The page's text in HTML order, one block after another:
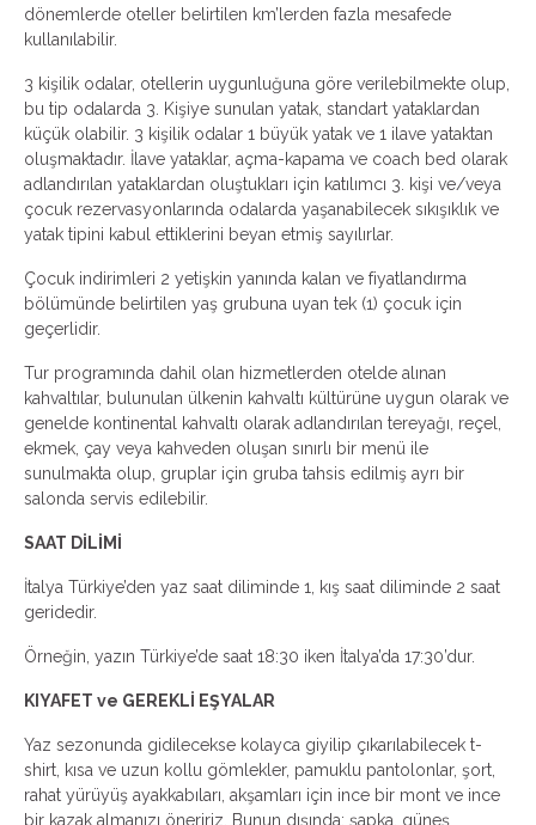
dönemlerde oteller belirtilen km’lerden fazla mesafede
kullanılabilir.
3 kişilik odalar, otellerin uygunluğuna göre verilebilmekte olup,
bu tip odalarda 3. Kişiye sunulan yatak, standart yataklardan
küçük olabilir. 3 kişilik odalar 1 büyük yatak ve 1 ilave yataktan
oluşmaktadır. İlave yataklar, açma-kapama ve coach bed olarak
adlandırılan yataklardan oluştukları için katılımcı 3. kişi ve/veya
çocuk rezervasyonlarında odalarda yaşanabilecek sıkışıklık ve
yatak tipini kabul ettiklerini beyan etmiş sayılırlar.
Çocuk indirimleri 2 yetişkin yanında kalan ve fiyatlandırma
bölümünde belirtilen yaş grubuna uyan tek (1) çocuk için
geçerlidir.
Tur programında dahil olan hizmetlerden otelde alınan
kahvaltılar, bulunulan ülkenin kahvaltı kültürüne uygun olarak ve
genelde kontinental kahvaltı olarak adlandırılan tereyağı, reçel,
ekmek, çay veya kahveden oluşan sınırlı bir menü ile
sunulmakta olup, gruplar için gruba tahsis edilmiş ayrı bir
salonda servis edilebilir.
SAAT DİLİMİ
İtalya Türkiye’den yaz saat diliminde 1, kış saat diliminde 2 saat
geridedir.
Örneğin, yazın Türkiye’de saat 18:30 iken İtalya’da 17:30’dur.
KIYAFET ve GEREKLİ EŞYALAR
Yaz sezonunda gidilecekse kolayca giyilip çıkarılabilecek t-
shirt, kısa ve uzun kollu gömlekler, pamuklu pantolonlar, şort,
rahat yürüyüş ayakkabıları, akşamları için ince bir mont ve ince
bir kazak almanızı öneririz. Bunun dışında; şapka, güneş